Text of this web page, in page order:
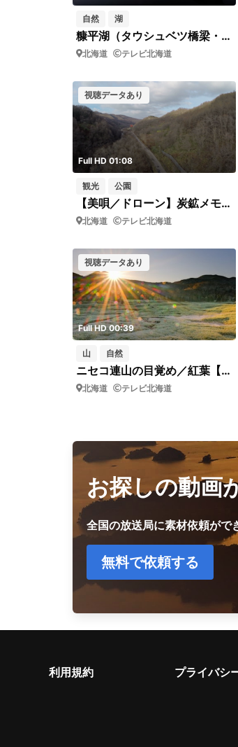
自然 湖
糠平湖（タウシュベツ橋梁・朝雲・ドローン／横ドリー）
北海道 テレビ北海道
視聴データあり
Full HD 01:08
観光 公園
【美唄／ドローン】炭鉱メモリアル公園（ロング前進）
北海道 テレビ北海道
視聴データあり
Full HD 00:39
山 自然
ニセコ連山の目覚め／紅葉【タイムラプス】
北海道 テレビ北海道
お探しの動画
全国の放送局に素材依頼がで
無料で依頼する
利用規約 プライバシ